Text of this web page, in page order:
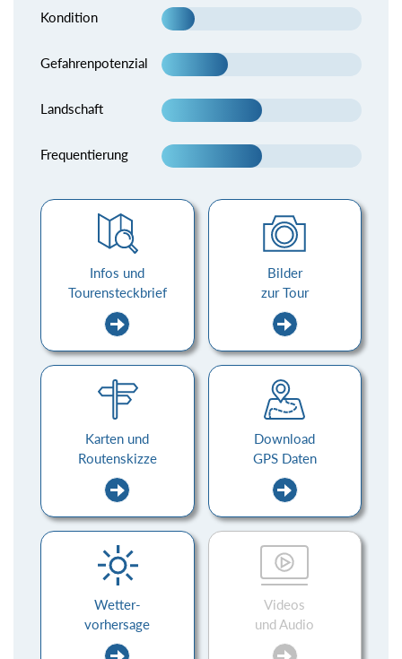
Kondition
Gefahrenpotenzial
Landschaft
Frequentierung
Infos und
Tourensteckbrief
Bilder
zur Tour
Karten und
Routenskizze
Download
GPS Daten
Wetter-
vorhersage
Videos
und Audio